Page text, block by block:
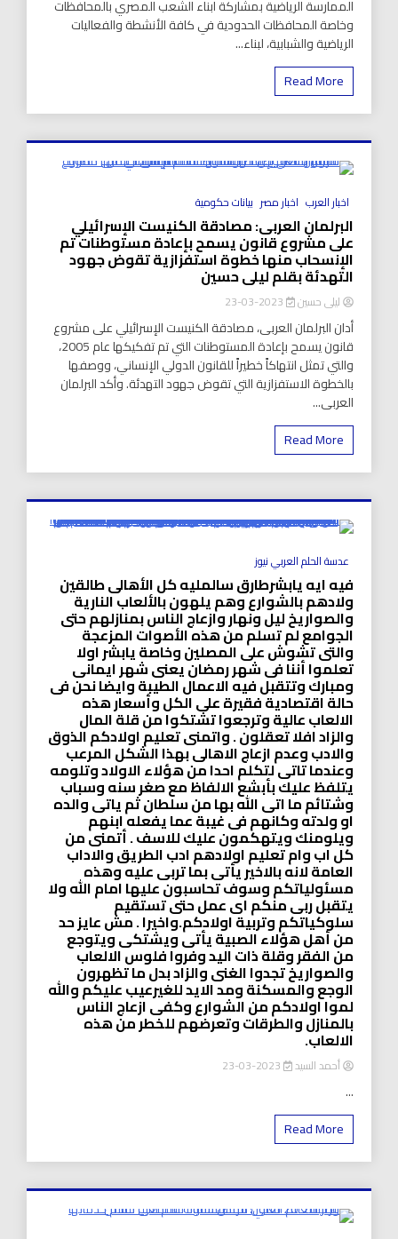
الممارسة الرياضية بمشاركة ابناء الشعب المصري بالمحافظات
وخاصة المحافظات الحدودية في كافة الأنشطة والفعاليات
الرياضية والشبابية، لبناء...
Read More
اخبار العرب اخبار مصر بيانات حكومية
البرلمان العربى: مصادقة الكنيست الإسرائيلي
على مشروع قانون يسمح بإعادة مستوطنات تم
الإنسحاب منها خطوة استفزازية تقوض جهود
التهدئة بقلم ليلى حسين
ليلى حسين
أدان البرلمان العربى، مصادقة الكنيست الإسرائيلي على مشروع
قانون يسمح بإعادة المستوطنات التي تم تفكيكها عام 2005،
والتي تمثل انتهاكاً خطيراً للقانون الدولي الإنساني، ووصفها
بالخطوة الاستفزازية التي تقوض جهود التهدئة. وأكد البرلمان
العربى...
Read More
عدسة الحلم العربي نيوز
فيه ايه يابشرطارق سالمليه كل الأهالى طالقين
ولادهم بالشوارع وهم يلهون بالألعاب النارية
والصواريخ ليل ونهار وازعاج الناس بمنازلهم حتى
الجوامع لم تسلم من هذه الأصوات المزعجة
والتى تشوش على المصلين وخاصة يابشر اولا
تعلموا أننا فى شهر رمضان يعنى شهر ايمانى
ومبارك وتتقبل فيه الاعمال الطيبة وايضا نحن فى
حالة اقتصادية فقيرة على الكل وأسعار هذه
الالعاب عالية وترجعوا تشتكوا من قلة المال
والزاد افلا تعقلون . واتمنى تعليم اولادكم الذوق
والادب وعدم ازعاج الاهالى بهذا الشكل المرعب
وعندما تاتى لتكلم احدا من هؤلاء الاولاد وتلومه
يتلفظ عليك بأبشع الالفاظ مع صغر سنه وسباب
وشتائم ما اتى الله بها من سلطان ثم ياتى والده
او ولدته وكانهم فى غيبة عما يفعله ابنهم
ويلومنك ويتهكمون عليك للاسف . أتمنى من
كل اب وام تعليم اولادهم ادب الطريق والاداب
العامة لانه بالاخير يأتى بما تربى عليه وهذه
مسئولياتكم وسوف تحاسبون عليها امام الله ولا
يتقبل ربى منكم اى عمل حتى تستقيم
سلوكياتكم وتربية اولادكم.واخيرا . مش عايز حد
من أهل هؤلاء الصبية يأتى ويشتكى ويتوجع
من الفقر وقلة ذات اليد وفروا فلوس الالعاب
والصواريخ تجدوا الغنى والزاد بدل ما تظهرون
الوجع والمسكنة ومد الايد للغيرعيب عليكم والله
لموا اولادكم من الشوارع وكفى ازعاج الناس
بالمنازل والطرقات وتعرضهم للخطر من هذه
الالعاب.
أحمد السيد
...
Read More